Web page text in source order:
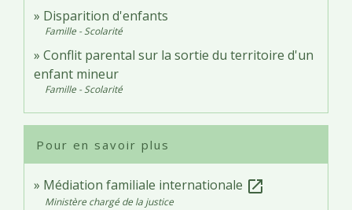
Disparition d'enfants
Famille - Scolarité
Conflit parental sur la sortie du territoire d'un
enfant mineur
Famille - Scolarité
Pour en savoir plus
Médiation familiale internationale open_in_new
Ministère chargé de la justice